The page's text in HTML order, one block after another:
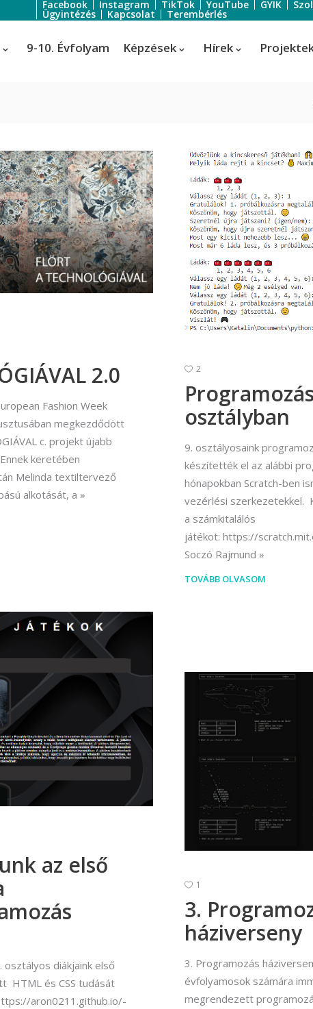
Facebook Instagram TikTok YouTube GYIK
Ügyintézés Kapcsolat Terembérlés
9-10. Évfolyam Képzések
Informatikai rendszer- és
alkalmazás-üzemeltető technikus
Turisztikai
képzés!
Turisztikai
(Idegenvezető)
Turisztikai
szervező)
Hírek
2.0
Fashion Week
megkezdődött
c. projekt újabb
keretében
Melinda textiltervező
alkotását, a
2
osztályban
9. osztályosaink
készítették el az alábbi
hónapokban Scratch-ben
vezérlési
a számkitalálós
játékot: https://
Soczó Rajmund
TOVÁBB OLVASOM
az első
osztályos diákjaink első
HTML és CSS tudását
aron0211.github.io/-
1
3.
háziverseny
3. Programozás
évfolyamosok számára
megrendezett